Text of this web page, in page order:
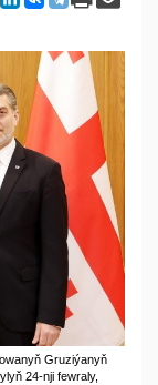
Gruziýanyň
24-nji fewraly,